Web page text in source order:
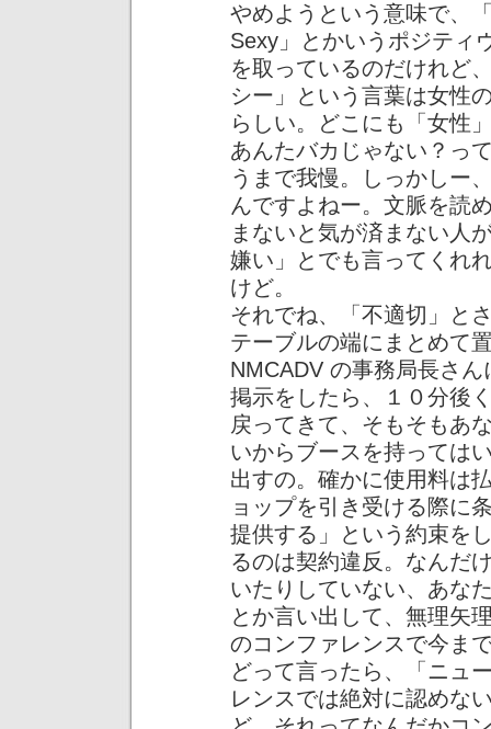
やめようという意味で、
Sexy」とかいうポジティ
を取っているのだけれど
シー」という言葉は女性
らしい。どこにも「女性
あんたバカじゃない？っ
うまで我慢。しっかしー
んですよねー。文脈を読
まないと気が済まない人
嫌い」とでも言ってくれ
けど。
それでね、「不適切」と
テーブルの端にまとめて
NMCADV の事務局長さ
掲示をしたら、１０分後
戻ってきて、そもそもあ
いからブースを持っては
出すの。確かに使用料は
ョップを引き受ける際に
提供する」という約束を
るのは契約違反。なんだ
いたりしていない、あな
とか言い出して、無理矢
のコンファレンスで今ま
どって言ったら、「ニュ
レンスでは絶対に認めな